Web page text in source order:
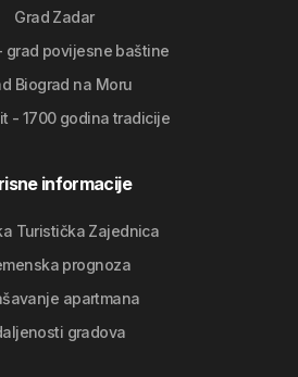
Grad Zadar
grad povijesne baštine
Biograd na Moru
- 1700 godina tradicije
informacije
Turistička Zajednica
prognoza
apartmana
gradova